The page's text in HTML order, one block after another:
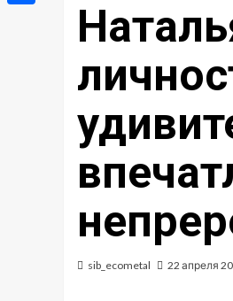
sib_ecometal 22 апреля